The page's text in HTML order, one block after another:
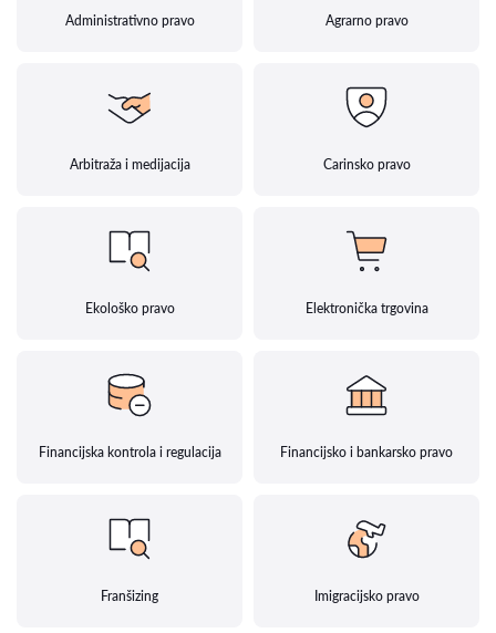
Administrativno pravo Agrarno pravo
Arbitraža i medijacija Carinsko pravo
Ekološko pravo Elektronička trgovina
Financijska kontrola i regulacija Financijsko i bankarsko pravo
Franšizing Imigracijsko pravo